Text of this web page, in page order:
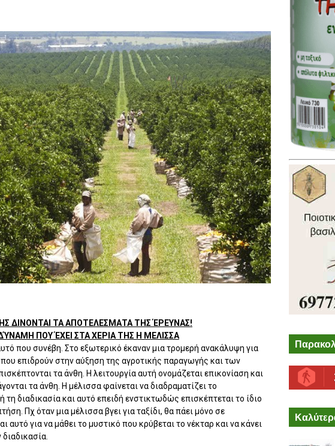
ΔΙΝΟΝΤΑΙ ΤΑ ΑΠΟΤΕΛΕΣΜΑΤΑ ΤΗΣ ΈΡΕΥΝΑΣ!
ΠΟΥ ΈΧΕΙ ΣΤΑ ΧΕΡΙΑ ΤΗΣ Η ΜΕΛΙΣΣΑ
που συνέβη. Στο εξωτερικό έκαναν μια τρομερή ανακάλυψη για
που επιδρούν στην αύξηση της αγροτικής παραγωγής και των
τα άνθη. Η λειτουργία αυτή ονομάζεται επικονίαση και
τα άνθη. Η μέλισσα φαίνεται να διαδραματίζει το
τη διαδικασία και αυτό επειδή ενστικτωδώς επισκέπτεται το ίδιο
Πχ όταν μια μέλισσα βγει για ταξίδι, θα πάει μόνο σε
αυτό για να μάθει το μυστικό που κρύβεται το νέκταρ και να κάνει